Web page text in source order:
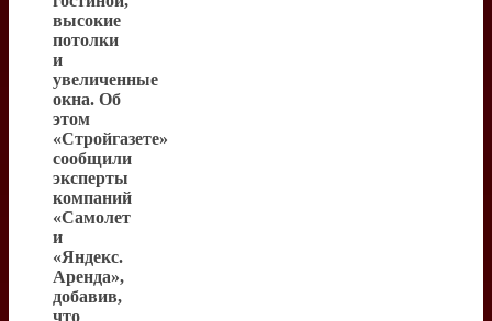
высокие
потолки
и
увеличенные
окна. Об
этом
«Стройгазете»
сообщили
эксперты
компаний
«Самолет
и
«Яндекс.
Аренда»,
добавив,
что